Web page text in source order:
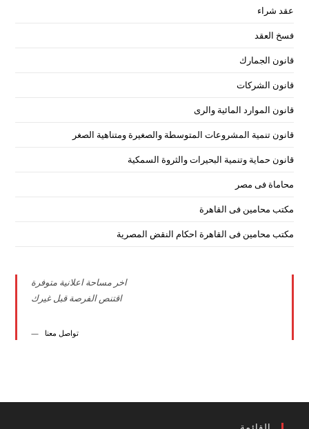
عقد شراء
فسخ العقد
قانون الجمارك
قانون الشركات
قانون الموارد المائية والرى
قانون تنمية المشروعات المتوسطة والصغيرة ومتناهية الصغر
قانون حماية وتنمية البحيرات والثروة السمكية
محاماة فى مصر
مكتب محامين فى القاهرة
مكتب محامين فى القاهرة احكام النقض المصرية
اخر مساحة اعلانية متوفرة
اقتنص الفرصة قبل غيرك
تواصل معنا